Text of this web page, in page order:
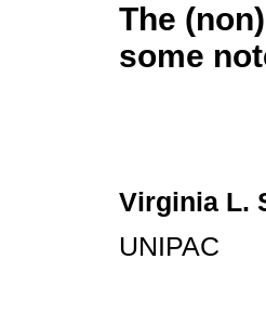
The
some
Virginia L.
UNIPAC